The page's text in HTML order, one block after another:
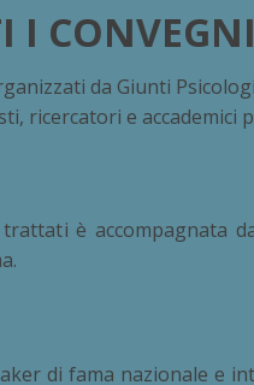
I
da Giunti
ricercatori e accademici
è accompagnata
di fama nazionale e